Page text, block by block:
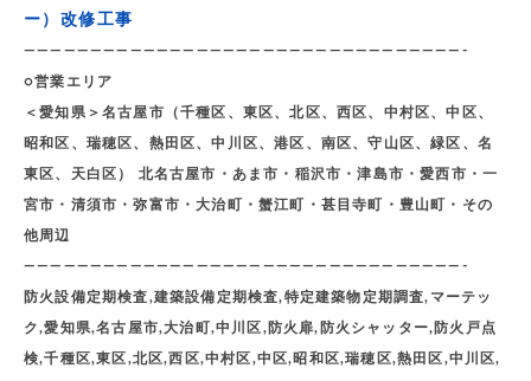
ー）改修工事
—————————————————————————————————-
○営業エリア
＜愛知県＞名古屋市（千種区、東区、北区、西区、中村区、中区、
昭和区、瑞穂区、熱田区、中川区、港区、南区、守山区、緑区、名
東区、天白区） 北名古屋市・あま市・稲沢市・津島市・愛西市・一
宮市・清須市・弥富市・大治町・蟹江町・甚目寺町・豊山町・その
他周辺
—————————————————————————————————-
防火設備定期検査,建築設備定期検査,特定建築物定期調査,マーテッ
ク,愛知県,名古屋市,大治町,中川区,防火扉,防火シャッター,防火戸点
検,千種区,東区,北区,西区,中村区,中区,昭和区,瑞穂区,熱田区,中川区,